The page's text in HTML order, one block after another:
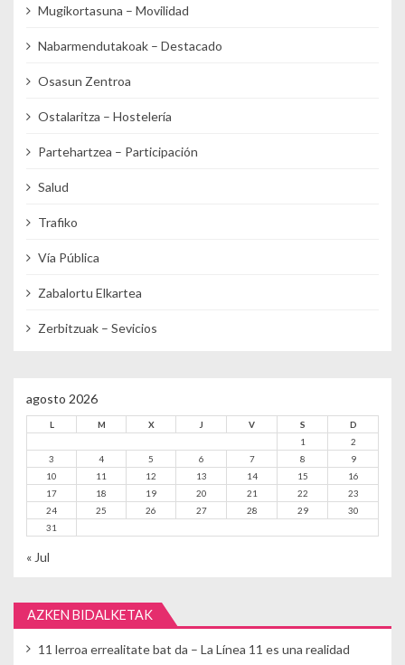
Mugikortasuna – Movilidad
Nabarmendutakoak – Destacado
Osasun Zentroa
Ostalaritza – Hostelería
Partehartzea – Participación
Salud
Trafiko
Vía Pública
Zabalortu Elkartea
Zerbitzuak – Sevicios
agosto 2026
L M X J V S
D
1
2
3
4 5 6 7 8
9
10
11 12 13 14 15
16
17
18 19 20 21 22
23
24
25 26 27 28 29
30
31
« Jul
AZKEN BIDALKETAK
11 lerroa errealitate bat da – La Línea 11 es una realidad